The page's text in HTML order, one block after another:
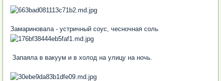
Замариновала - устричный соус, чесночная соль
Запаяла в вакуум и в холод на улицу на ночь.